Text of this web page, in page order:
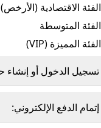
الفئة الاقتصادية (الأرخص)
الفئة المتوسطة
الفئة المميزة (VIP)